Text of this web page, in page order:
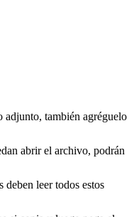
también agréguelo
abrir el archivo, podrán
deben leer todos estos